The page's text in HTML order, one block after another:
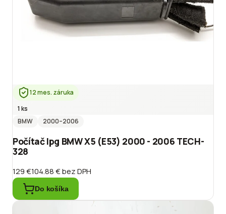
12 mes. záruka
1 ks
BMW
2000–2006
Počítač lpg BMW X5 (E53) 2000 - 2006 TECH-
328
129 €104.88 €bez DPH
Do košíka